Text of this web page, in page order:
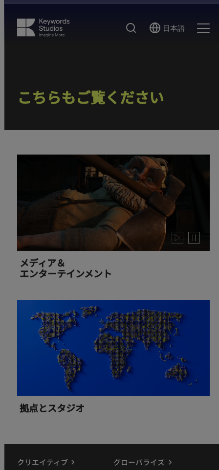
検
Select
日本語
こちらもご覧ください
Play
Pause
メディア＆
エンターテインメント
拠点とスタジオ
クリエイティブ グローバライズ